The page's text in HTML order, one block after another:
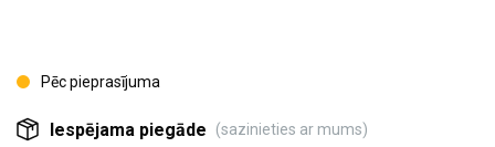
Pēc pieprasījuma
Iespējama piegāde (sazinieties ar mums)